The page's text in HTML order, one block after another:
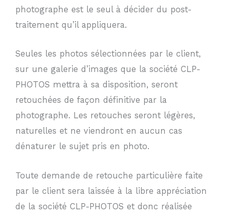
photographe est le seul à décider du post-
traitement qu’il appliquera.
Seules les photos sélectionnées par le client,
sur une galerie d’images que la société CLP-
PHOTOS mettra à sa disposition, seront
retouchées de façon définitive par la
photographe. Les retouches seront légères,
naturelles et ne viendront en aucun cas
dénaturer le sujet pris en photo.
Toute demande de retouche particulière faite
par le client sera laissée à la libre appréciation
de la société CLP-PHOTOS et donc réalisée